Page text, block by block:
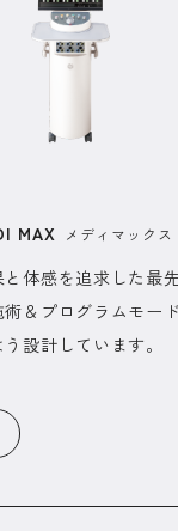
MAX メディマックス
体感を追求した最
＆プログラムモー
設計しています。